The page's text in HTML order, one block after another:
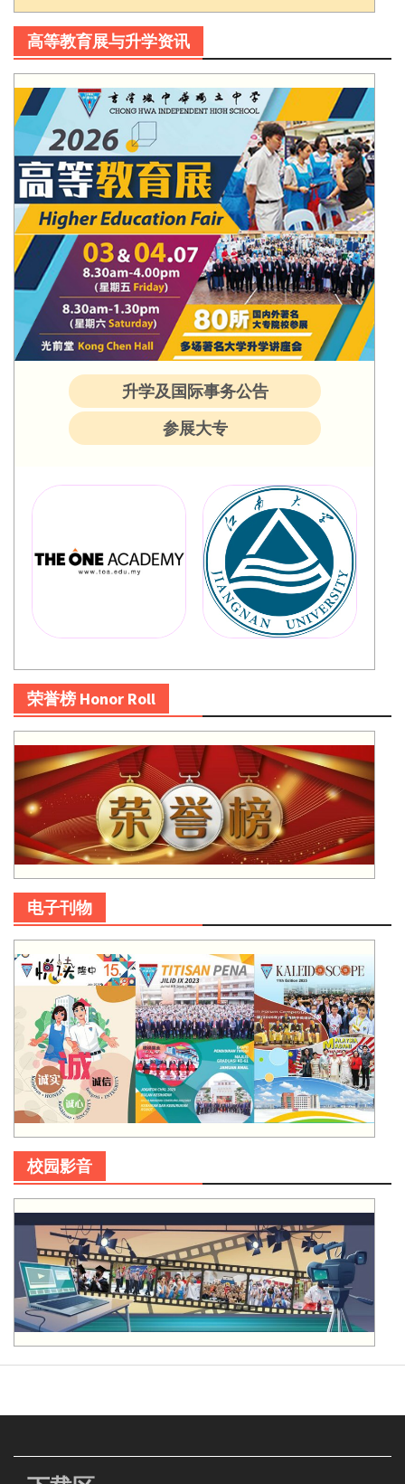
高等教育展与升学资讯
升学及国际事务公告
参展大专
荣誉榜 Honor Roll
电子刊物
校园影音